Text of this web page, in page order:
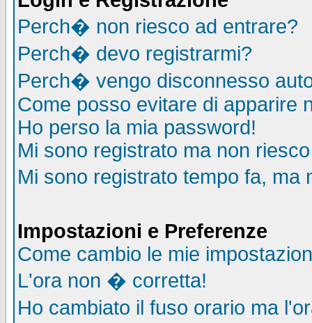
Perch� non riesco ad entrare?
Perch� devo registrarmi?
Perch� vengo disconnesso
Come posso evitare di apparire
Ho perso la mia password!
Mi sono registrato ma non
Mi sono registrato tempo fa,
Impostazioni e Preferenze
Come cambio le mie
L'ora non � corretta!
Ho cambiato il fuso orario ma